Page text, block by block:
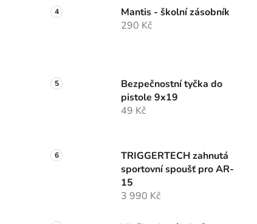
Mantis - školní zásobník
290 Kč
Bezpečnostní tyčka do
pistole 9x19
49 Kč
TRIGGERTECH zahnutá
sportovní spoušť pro AR-
15
3 990 Kč